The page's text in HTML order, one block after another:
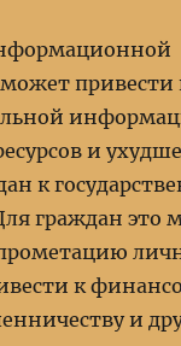
привести
и
к
граждан это
к
и